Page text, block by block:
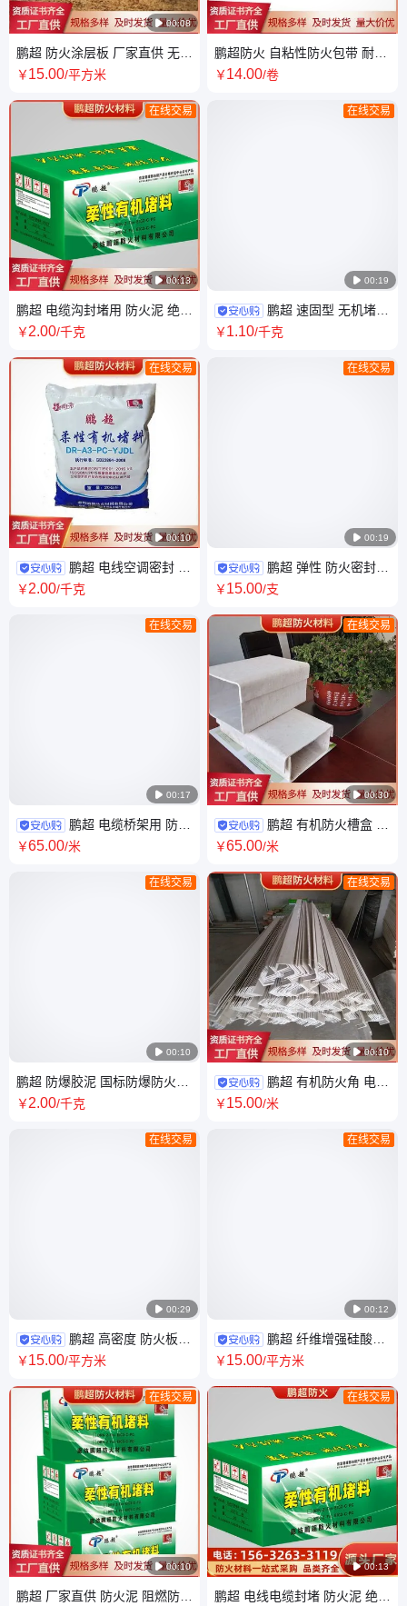
 00:08
鹏超 防火涂层板 厂家直供 无机
封堵防火板 全国发货 免费样品
￥15.00/平方米
 00:13
在线交易
鹏超 电缆沟封堵用 防火泥 绝缘
阻火胶泥 配送到厂 技术指导
￥2.00/千克
 00:10
在线交易
鹏超 电线空调密封 防
火泥 密封绝缘防火胶泥 品类多
￥2.00/千克
 00:17
在线交易
鹏超 电缆桥架用 防火
槽盒 尺寸可加工定制 货源充足
￥65.00/米
 00:10
在线交易
鹏超 防爆胶泥 国标防爆防火泥
密封绝缘防火胶泥 货源充足 全
￥2.00/千克
 00:29
在线交易
鹏超 高密度 防火板
通风管道消防排烟 全国发货 免
￥15.00/平方米
 00:10
在线交易
鹏超 厂家直供 防火泥 阻燃防火
鹏超防火 自粘性防火包带 耐高
温阻燃 适用范围广泛 支持定制
￥14.00/卷
 00:19
在线交易
鹏超 速固型 无机堵料
阻燃防火耐高温 配送到厂 技术
￥1.10/千克
 00:19
在线交易
鹏超 弹性 防火密封胶
膨胀型 耐高温阻燃白色填缝剂
￥15.00/支
 00:30
在线交易
鹏超 有机防火槽盒 阻
燃耐耐高温 支持定做 现货速发
￥65.00/米
 00:10
在线交易
鹏超 有机防火角 电力
行业专用 支持定制 货源充足
￥15.00/米
 00:12
在线交易
鹏超 纤维增强硅酸钙
防火板 排烟通道风管防火包覆
￥15.00/平方米
 00:13
在线交易
鹏超 电线电缆封堵 防火泥 绝缘